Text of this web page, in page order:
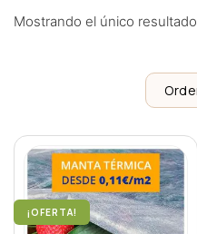
Mostrando el único resultado
¡OFERTA!